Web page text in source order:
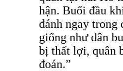
hận. Buổi đầu
đánh ngay trong
giống như dân
bị thất lợi, quân
đoán.”